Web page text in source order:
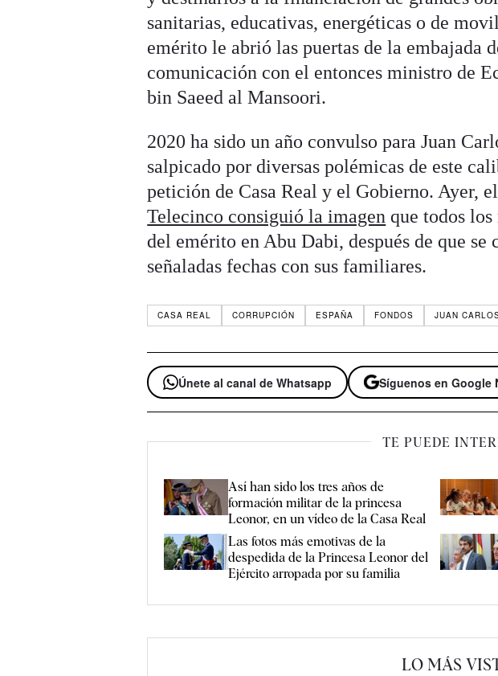
sanitarias, educativas, energéticas o de
emérito le abrió las puertas de la embajada
comunicación con el entonces ministro de
bin Saeed al Mansoori.
2020 ha sido un año convulso para Juan
salpicado por diversas polémicas de este
petición de Casa Real y el Gobierno. Ayer,
Telecinco consiguió la imagen que todos
del emérito en Abu Dabi, después de que se
señaladas fechas con sus familiares.
CASA REAL CORRUPCIÓN ESPAÑA FONDOS JUAN
Únete al canal de Whatsapp Síguenos en Google
TE PUEDE
Así han sido los tres años de
formación militar de la princesa
Leonor, en un vídeo de la Casa Real
Las fotos más emotivas de la
despedida de la Princesa Leonor del
Ejército arropada por su familia
LO MÁS